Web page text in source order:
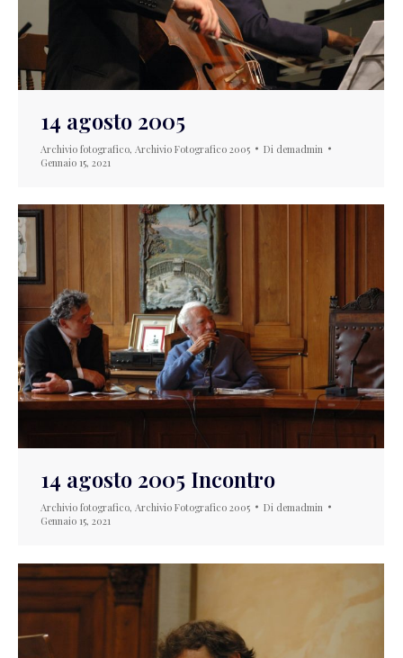
14 agosto 2005
Archivio fotografico, Archivio Fotografico 2005 Di demadmin
Gennaio 15, 2021
14 agosto 2005 Incontro
Archivio fotografico, Archivio Fotografico 2005 Di demadmin
Gennaio 15, 2021